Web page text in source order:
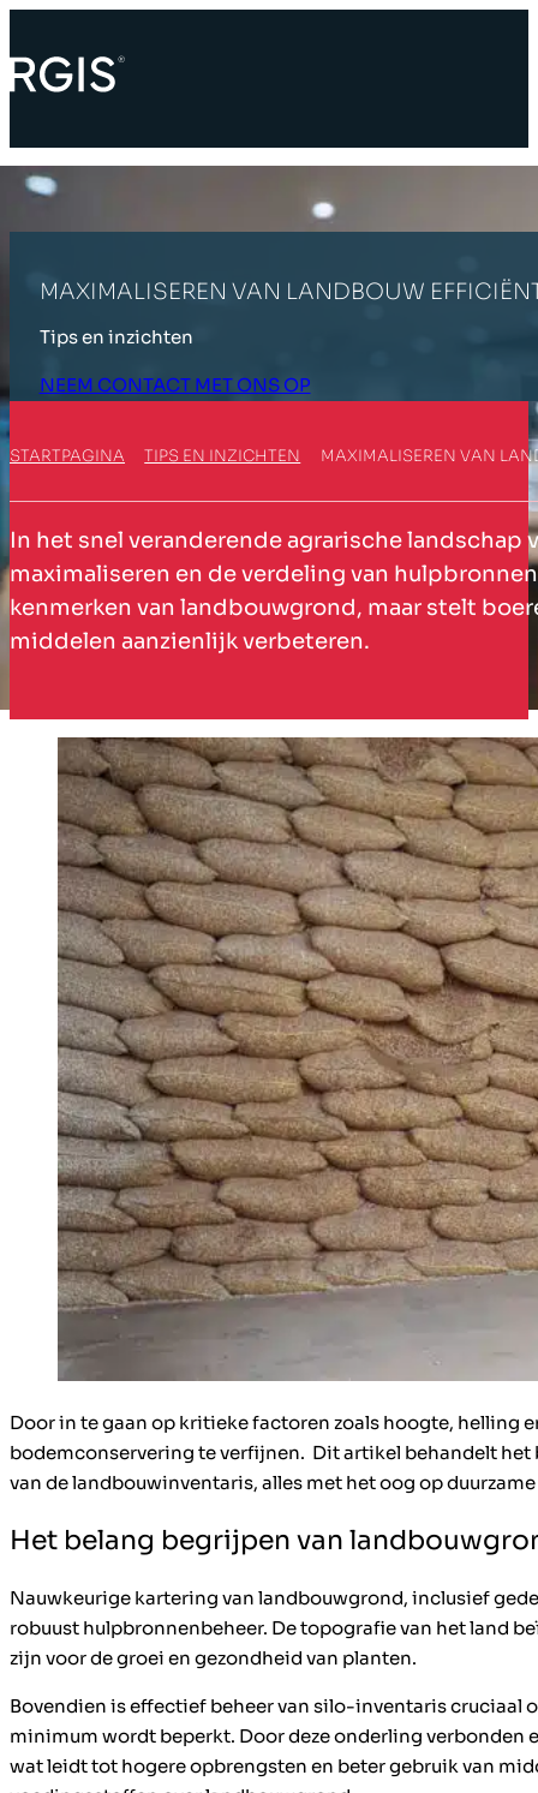
MAXIMALISEREN VAN LANDBOUW
Tips en inzichten
NEEM CONTACT MET ONS OP
STARTPAGINA TIPS EN INZICHTEN MAXIMALISEREN VAN
In het snel veranderende agrarische
maximaliseren en de verdeling van
kenmerken van landbouwgrond, maar stelt
middelen aanzienlijk verbeteren.
Door in te gaan op kritieke factoren zoals hoogte, helling
bodemconservering te verfijnen. Dit artikel behandelt
van de landbouwinventaris, alles met het oog op
Het belang begrijpen van
Nauwkeurige kartering van landbouwgrond, inclusief
robuust hulpbronnenbeheer. De topografie van het land
zijn voor de groei en gezondheid van planten.
Bovendien is effectief beheer van silo-inventaris cruciaal
minimum wordt beperkt. Door deze onderling verbonden
wat leidt tot hogere opbrengsten en beter gebruik van